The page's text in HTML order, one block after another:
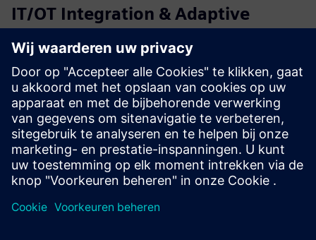
IT/OT Integration & Adaptive
Operations
Overbrug OT en IT met een schaalbare basis voor
industriële data, powered by Siemens Industrial Edge.
Maak verbonden, flexibele operaties op de werkvloer
mogelijk. Maak gebruik van de advies- en integratie-
expertise van Capgemini ...
Meer informatie